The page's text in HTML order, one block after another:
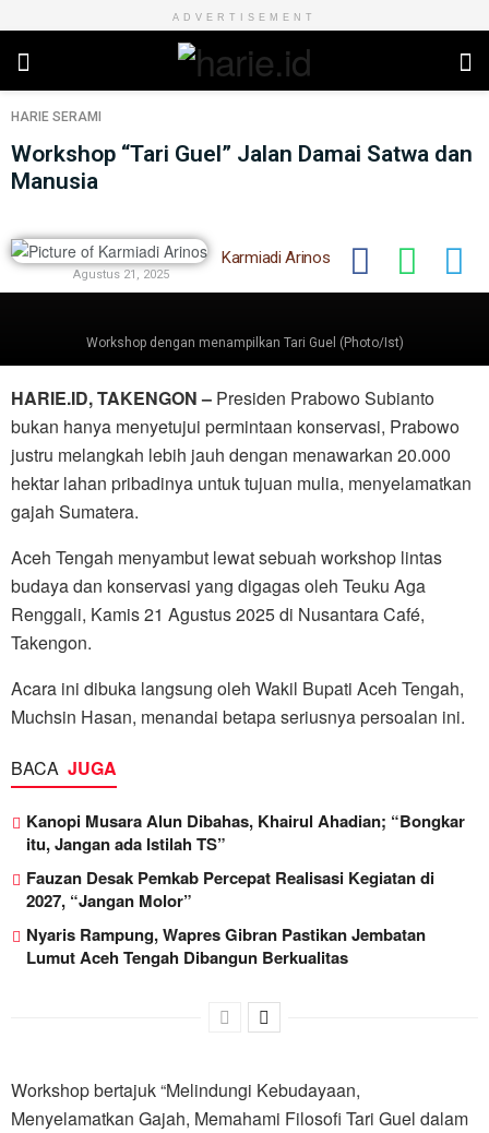
ADVERTISEMENT
HARIE SERAMI
Workshop “Tari Guel” Jalan Damai Satwa dan
Manusia
Karmiadi Arinos
Agustus 21, 2025
Workshop dengan menampilkan Tari Guel (Photo/Ist)
HARIE.ID, TAKENGON – Presiden Prabowo Subianto
bukan hanya menyetujui permintaan konservasi, Prabowo
justru melangkah lebih jauh dengan menawarkan 20.000
hektar lahan pribadinya untuk tujuan mulia, menyelamatkan
gajah Sumatera.
Aceh Tengah menyambut lewat sebuah workshop lintas
budaya dan konservasi yang digagas oleh Teuku Aga
Renggali, Kamis 21 Agustus 2025 di Nusantara Café,
Takengon.
Acara ini dibuka langsung oleh Wakil Bupati Aceh Tengah,
Muchsin Hasan, menandai betapa seriusnya persoalan ini.
BACA JUGA
Kanopi Musara Alun Dibahas, Khairul Ahadian; “Bongkar
itu, Jangan ada Istilah TS”
Fauzan Desak Pemkab Percepat Realisasi Kegiatan di
2027, “Jangan Molor”
Nyaris Rampung, Wapres Gibran Pastikan Jembatan
Lumut Aceh Tengah Dibangun Berkualitas
Workshop bertajuk “Melindungi Kebudayaan,
Menyelamatkan Gajah, Memahami Filosofi Tari Guel dalam